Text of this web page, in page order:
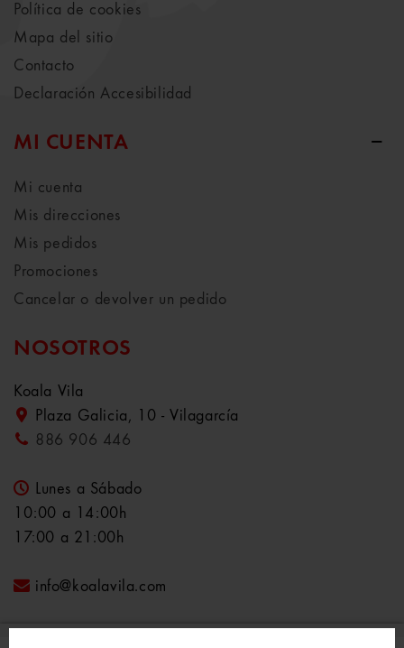
Política de cookies
Mapa del sitio
Contacto
Declaración Accesibilidad
MI CUENTA
Mi cuenta
Mis direcciones
Mis pedidos
Promociones
Cancelar o devolver un pedido
NOSOTROS
Koala Vila
Plaza Galicia, 10 - Vilagarcía
886 906 446
Lunes a Sábado
10:00 a 14:00h
17:00 a 21:00h
info@koalavila.com